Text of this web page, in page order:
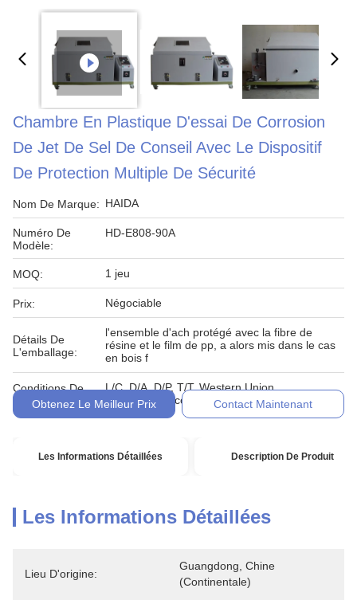
Chambre En Plastique D'essai De Corrosion
De Jet De Sel De Conseil Avec Le Dispositif
De Protection Multiple De Sécurité
Nom De Marque: HAIDA
Numéro De
Modèle:
HD-E808-90A
MOQ: 1 jeu
Prix: Négociable
Détails De
L'emballage:
l'ensemble d'ach protégé avec la fibre de
résine et le film de pp, a alors mis dans le cas
en bois f
Conditions De
Paiement:
L/C, D/A, D/P, T/T, Western Union,
MoneyGram, comptant, engagement
Obtenez Le Meilleur Prix Contact Maintenant
Les Informations Détaillées Description De Produit
Les Informations Détaillées
Lieu D'origine:
Guangdong, Chine
(continentale)